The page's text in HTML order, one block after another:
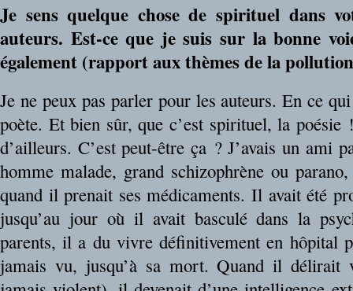
Je sens quelque chose de spirituel dans
auteurs. Est-ce que je suis sur la bonne
également (rapport aux thèmes de la
Je ne peux pas parler pour les auteurs. En ce
poète. Et bien sûr, que c’est spirituel, la
d’ailleurs. C’est peut-être ça ? J’avais un ami
homme malade, grand schizophrène ou
quand il prenait ses médicaments. Il avait été
jusqu’au jour où il avait basculé dans la
parents, il a du vivre définitivement en hôpital
jamais vu, jusqu’à sa mort. Quand il délirait